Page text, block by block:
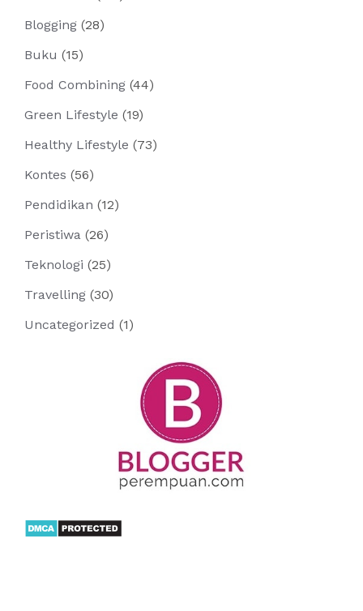
Blogging (28)
Buku (15)
Food Combining (44)
Green Lifestyle (19)
Healthy Lifestyle (73)
Kontes (56)
Pendidikan (12)
Peristiwa (26)
Teknologi (25)
Travelling (30)
Uncategorized (1)